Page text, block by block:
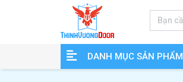
DANH MỤC SẢN PHẨM